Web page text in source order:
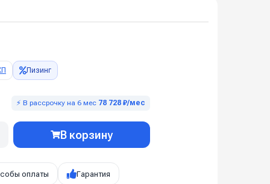
Лизинг
⚡ В рассрочку на 6 мес 78 728 ₽/мес
В корзину
оплаты Гарантия